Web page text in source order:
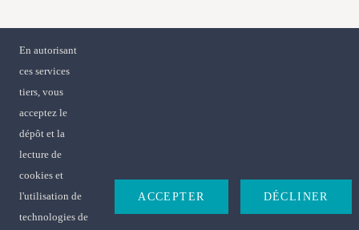
MENU
accueil
En autorisant
ces services
tiers, vous
acceptez le
dépôt et la
lecture de
cookies et
l'utilisation de
technologies de
ACCEPTER DÉCLINER